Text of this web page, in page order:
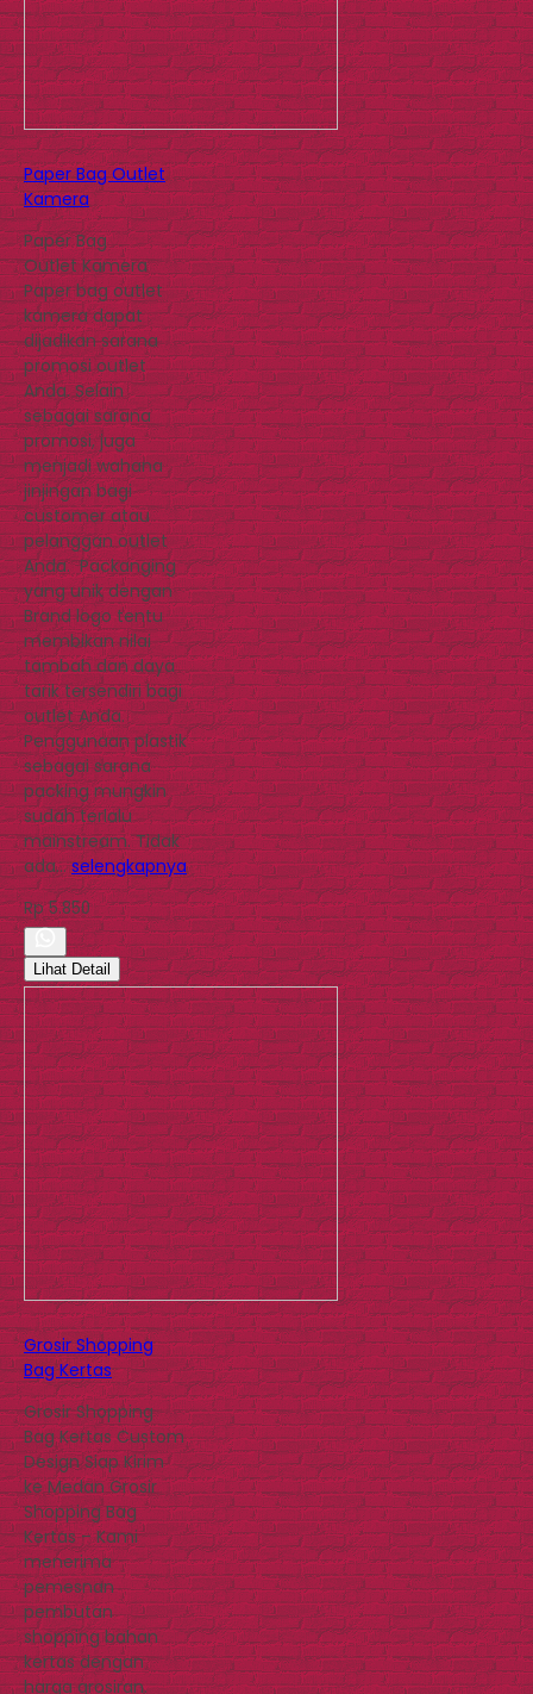
Paper Bag Outlet
Kamera
Paper Bag
Outlet Kamera
Paper bag outlet
kamera dapat
dijadikan sarana
promosi outlet
Anda. Selain
sebagai sarana
promosi, juga
menjadi wahana
jinjingan bagi
customer atau
pelanggan outlet
Anda. Packanging
yang unik dengan
Brand logo tentu
membikan nilai
tambah dan daya
tarik tersendiri bagi
outlet Anda.
Penggunaan plastik
sebagai sarana
packing mungkin
sudah terlalu
mainstream. Tidak
ada…selengkapnya
Rp 5.850
Lihat Detail
Grosir Shopping
Bag Kertas
Grosir Shopping
Bag Kertas Custom
Design Siap Kirim
ke Medan Grosir
Shopping Bag
Kertas – Kami
menerima
pemesnan
pembutan
shopping bahan
kertas dengan
harga grosiran.